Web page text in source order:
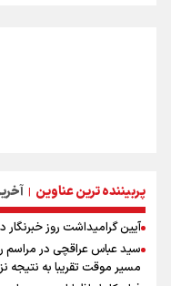
پربیننده ترین عناوین |
آیین گرامیداشت روز خبرنگار
سید عباس عراقچی در مراسم
مسیر موقت تقریبا به نتیجه